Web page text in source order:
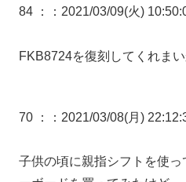
84 ： ：2021/03/09(火)
FKB8724を復刻してくれま
70 ： ：2021/03/08(月)
子供の頃に親指シフトを使